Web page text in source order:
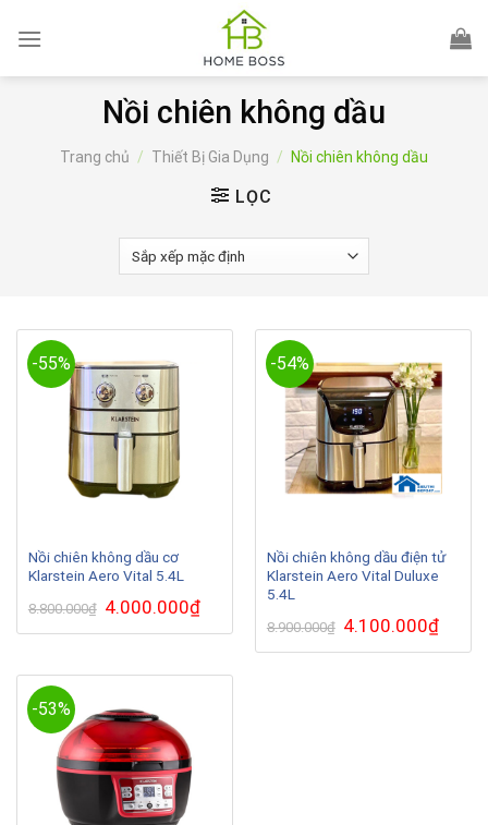
Nồi chiên không dầu
Trang chủ / Thiết Bị Gia Dụng / Nồi chiên không dầu
LỌC
-55%
Nồi chiên không dầu cơ
Klarstein Aero Vital 5.4L
8.800.000₫ Giá
gốc
là:
4.000.000₫Giá
hiện
tại
-54%
Nồi chiên không dầu điện tử
Klarstein Aero Vital Duluxe
5.4L
8.900.000₫ Giá
gốc
là:
4.100.000₫Giá
hiện
tại
-53%